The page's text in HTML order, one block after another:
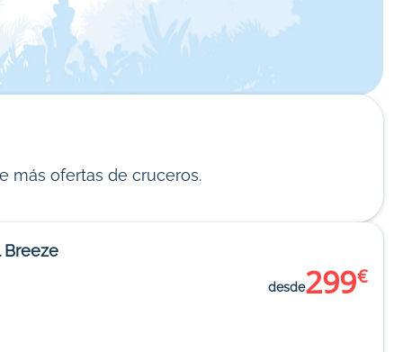
más ofertas de cruceros.
Breeze
desde299€